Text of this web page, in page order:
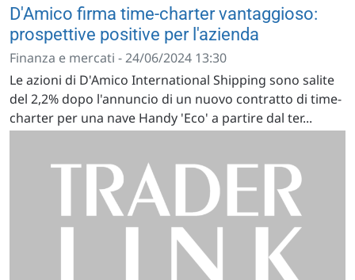
D'Amico firma time-charter vantaggioso:
prospettive positive per l'azienda
Finanza e mercati - 24/06/2024 13:30
Le azioni di D'Amico International Shipping sono salite
del 2,2% dopo l'annuncio di un nuovo contratto di time-
charter per una nave Handy 'Eco' a partire dal ter...